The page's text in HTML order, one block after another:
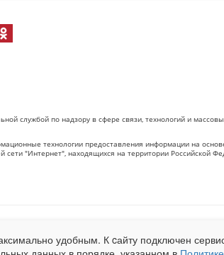
службой по надзору в сфере связи, технологий и
технологии предоставления информации на
сети "Интернет", находящихся на территории Российской
статистика для рекламодателей по запросу у менеджера.
удобным. К cайту подключен